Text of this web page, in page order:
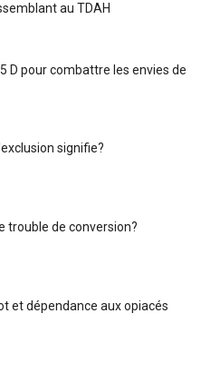
au TDAH
D pour combattre les envies de
signifie?
trouble de conversion?
et dépendance aux opiacés